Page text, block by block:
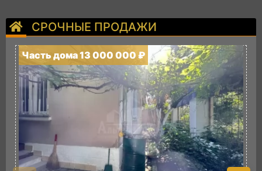
СРОЧНЫЕ ПРОДАЖИ
Часть дома 13 000 000 ₽